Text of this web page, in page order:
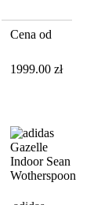
Juan
Cena od
1999.00 zł